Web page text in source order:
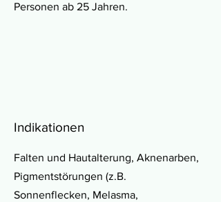
Personen ab 25 Jahren.
Indikationen
Falten und Hautalterung, Aknenarben,
Pigmentstörungen (z.B.
Sonnenflecken, Melasma,